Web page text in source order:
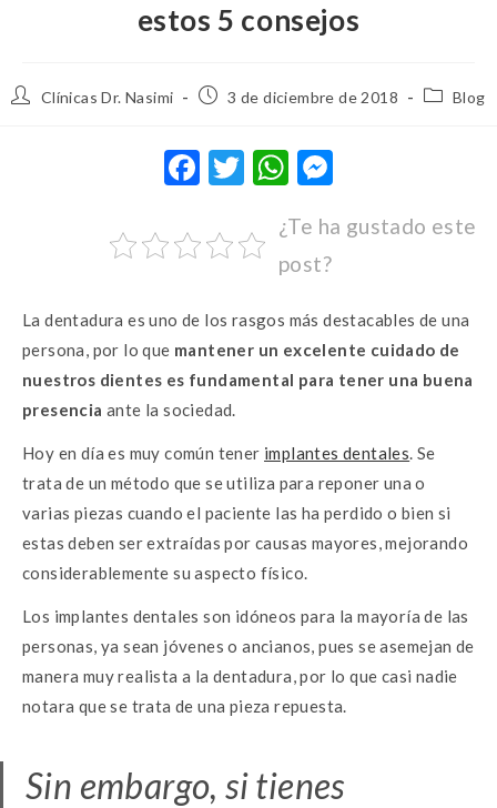
estos 5 consejos
Clínicas Dr. Nasimi 3 de diciembre de 2018 Blog
F
e
b
o
o
k
T
it
te
r
W
at
s
A
p
p
se
g
er
¿Te ha gustado este
post?
La dentadura es uno de los rasgos más destacables de una
persona, por lo que mantener un excelente cuidado de
nuestros dientes es fundamental para tener una buena
presencia ante la sociedad.
Hoy en día es muy común tener implantes dentales. Se
trata de un método que se utiliza para reponer una o
varias piezas cuando el paciente las ha perdido o bien si
estas deben ser extraídas por causas mayores, mejorando
considerablemente su aspecto físico.
Los implantes dentales son idóneos para la mayoría de las
personas, ya sean jóvenes o ancianos, pues se asemejan de
manera muy realista a la dentadura, por lo que casi nadie
notara que se trata de una pieza repuesta.
Sin embargo, si tienes